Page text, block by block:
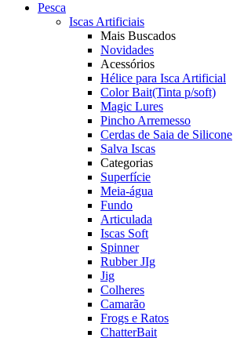
Pesca
Iscas Artificiais
Mais Buscados
Novidades
Acessórios
Hélice para Isca Artificial
Color Bait(Tinta p/soft)
Magic Lures
Pincho Arremesso
Cerdas de Saia de Silicone
Salva Iscas
Categorias
Superfície
Meia-água
Fundo
Articulada
Iscas Soft
Spinner
Rubber JIg
Jig
Colheres
Camarão
Frogs e Ratos
ChatterBait